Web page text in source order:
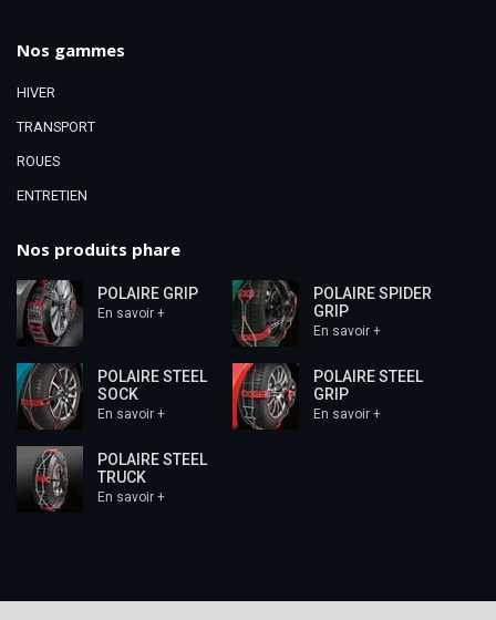
Nos gammes
HIVER
TRANSPORT
ROUES
ENTRETIEN
Nos produits phare
POLAIRE GRIP
En savoir +
POLAIRE SPIDER
GRIP
En savoir +
POLAIRE STEEL
SOCK
En savoir +
POLAIRE STEEL
GRIP
En savoir +
POLAIRE STEEL
TRUCK
En savoir +